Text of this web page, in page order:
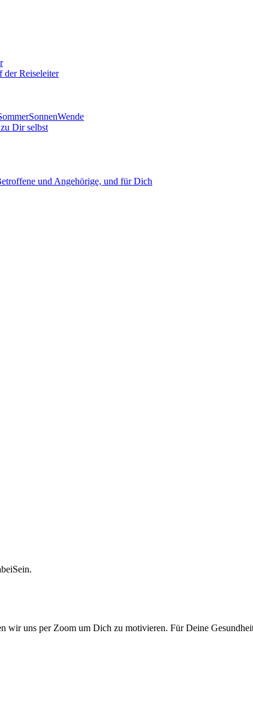
der Reiseleiter
Dir selbst
und Angehörige, und für Dich
wir uns per Zoom um Dich zu motivieren. Für Deine